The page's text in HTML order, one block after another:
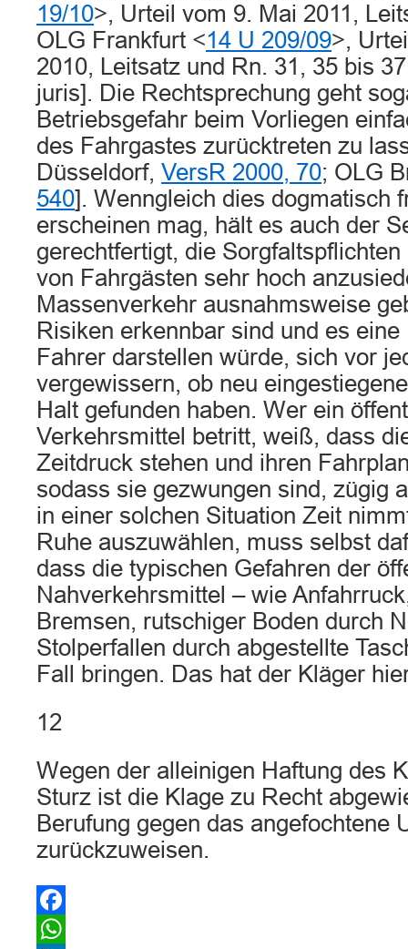
19/10>, Urteil vom 9. Mai 2011,
OLG Frankfurt <14 U 209/09>,
2010, Leitsatz und Rn. 31, 35 bis
juris]. Die Rechtsprechung geht
Betriebsgefahr beim Vorliegen
des Fahrgastes zurücktreten zu
Düsseldorf, VersR 2000, 70; OLG
540]. Wenngleich dies dogmatisch
erscheinen mag, hält es auch der
gerechtfertigt, die
von Fahrgästen sehr hoch
Massenverkehr ausnahmsweise
Risiken erkennbar sind und es
Fahrer darstellen würde, sich vor
vergewissern, ob neu
Halt gefunden haben. Wer ein
Verkehrsmittel betritt, weiß, dass
Zeitdruck stehen und ihren
sodass sie gezwungen sind, zügig
in einer solchen Situation Zeit
Ruhe auszuwählen, muss selbst
dass die typischen Gefahren der
Nahverkehrsmittel – wie
Bremsen, rutschiger Boden durch
Stolperfallen durch abgestellte
Fall bringen. Das hat der Kläger
12
Wegen der alleinigen Haftung des
Sturz ist die Klage zu Recht
Berufung gegen das angefochtene
zurückzuweisen.
Facebook